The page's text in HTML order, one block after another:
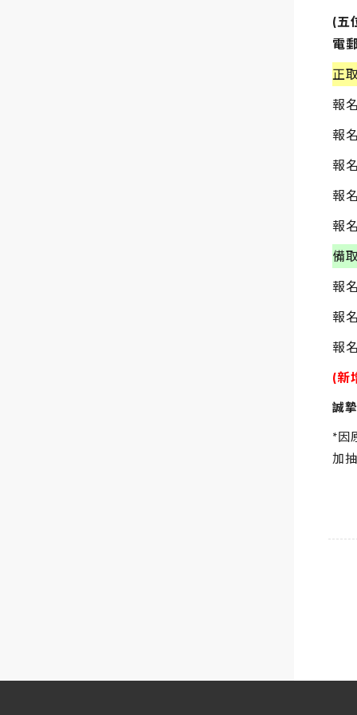
(五
電
正
報
報
報
報
報
備
報
報
報
(新
誠
*因
加